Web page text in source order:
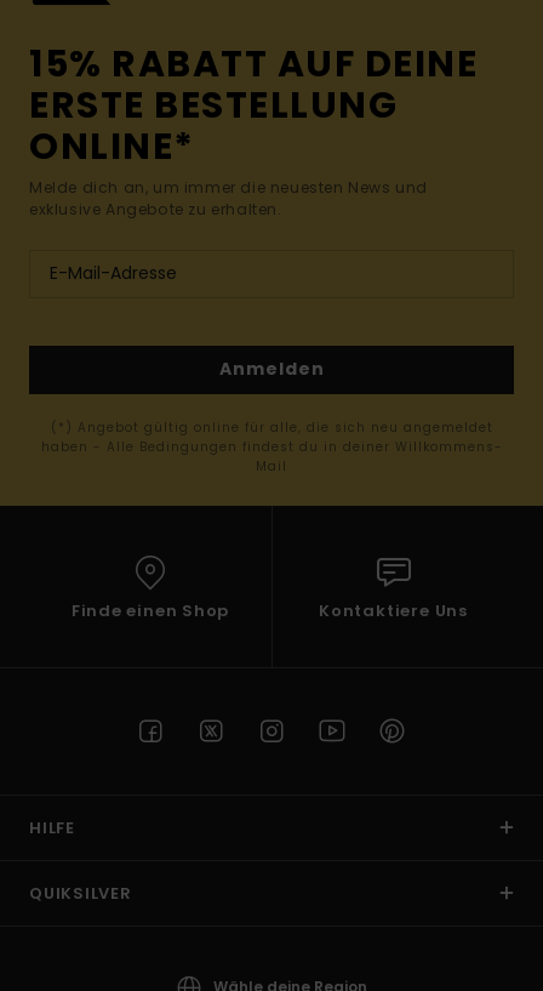
15% RABATT AUF DEINE
ERSTE BESTELLUNG
ONLINE*
Melde dich an, um immer die neuesten News und
exklusive Angebote zu erhalten.
Anmelden
(*) Angebot gültig online für alle, die sich neu angemeldet
haben - Alle Bedingungen findest du in deiner Willkommens-
Mail
Finde einen Shop Kontaktiere Uns
HILFE
QUIKSILVER
Wähle deine Region